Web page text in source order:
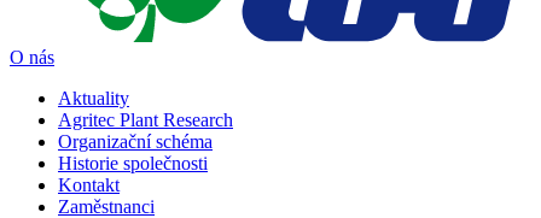
O nás
Aktuality
Agritec Plant Research
Organizační schéma
Historie společnosti
Kontakt
Zaměstnanci